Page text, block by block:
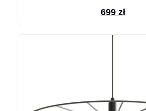
699 zł